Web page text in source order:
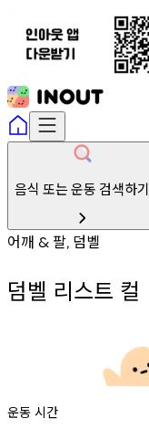
음식 또는 운동 검색하기
어깨 & 팔, 덤벨
덤벨 리스트 컬
운동 시간